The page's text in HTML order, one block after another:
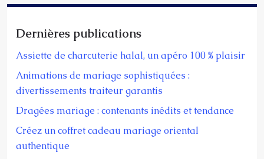
Dernières publications
Assiette de charcuterie halal, un apéro 100 % plaisir
Animations de mariage sophistiquées :
divertissements traiteur garantis
Dragées mariage : contenants inédits et tendance
Créez un coffret cadeau mariage oriental
authentique